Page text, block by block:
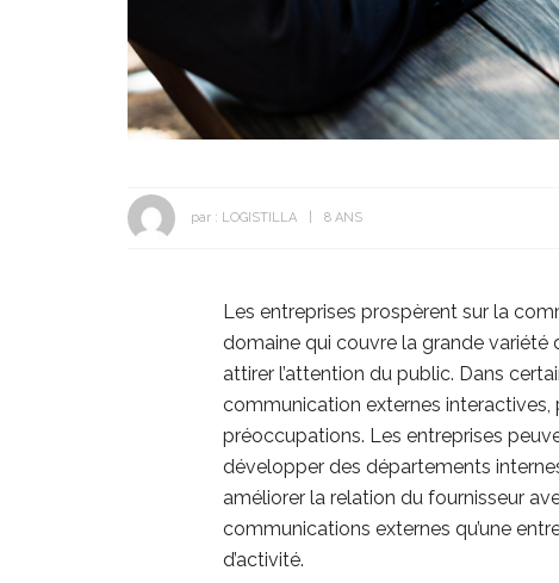
par : LOGISTILLA 8 ANS
Les entreprises prospèrent sur la
domaine qui couvre la grande variété
attirer l’attention du public. Dans
communication externes interactives,
préoccupations. Les entreprises
développer des départements
améliorer la relation du fournisseur
communications externes qu’une
d’activité.